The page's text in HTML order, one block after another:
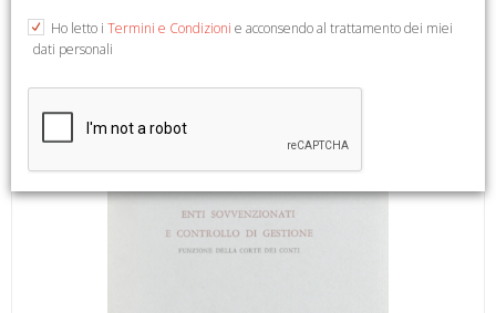
8).
Ho letto i Termini e Condizioni e acconsendo al trattamento dei miei
dati personali